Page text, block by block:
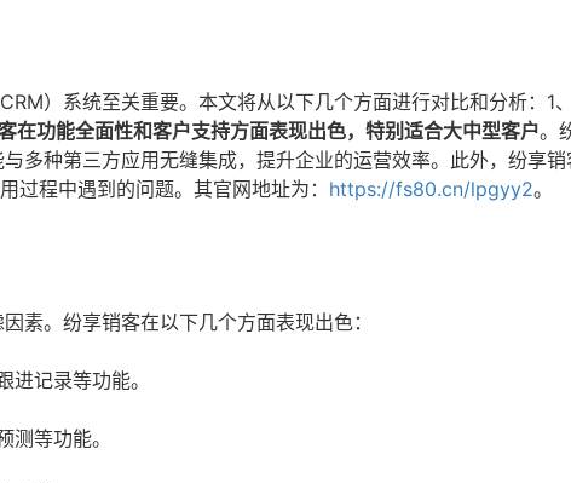
）系统至关重要。本文将从以下几个方面进行对比和分析：1
在功能全面性和客户支持方面表现出色，特别适合大中型客户。
多种第三方应用无缝集成，提升企业的运营效率。此外，纷享
过程中遇到的问题。其官网地址为： https://fs80.cn/lpgyy2。
素。纷享销客在以下几个方面表现出色：
记录等功能。
等功能。